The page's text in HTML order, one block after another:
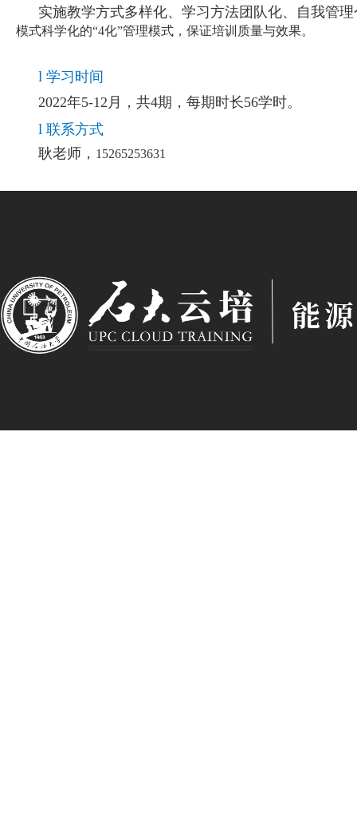
实施教学方式多样化、学习方法团队化、自我管
模式科学化的“4化”管理模式，保证培训质量与效果。
l 学习时间
2022年5-12月，共4期，每期时长56学时。
l 联系方式
耿老师， 15265253631